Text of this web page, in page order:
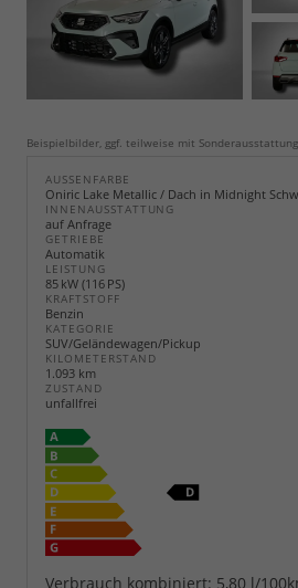
Beispielbilder, ggf. teilweise mit Sonderausstattung
AUSSENFARBE
Oniric Lake Metallic / Dach in Midnight
INNENAUSSTATTUNG
auf Anfrage
GETRIEBE
Automatik
LEISTUNG
85 kW (116 PS)
KRAFTSTOFF
Benzin
KATEGORIE
SUV/Geländewagen/Pickup
KILOMETERSTAND
1.093 km
ZUSTAND
unfallfrei
Verbrauch kombiniert: 5,80 l/